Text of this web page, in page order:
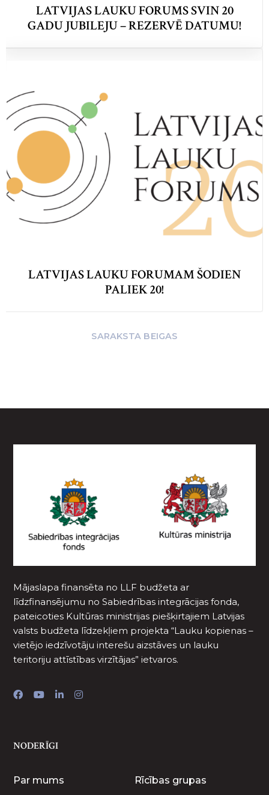
LATVIJAS LAUKU FORUMS SVIN 20
GADU JUBILEJU – REZERVĒ DATUMU!
LATVIJAS LAUKU FORUMAM ŠODIEN
PALIEK 20!
SARAKSTA BEIGAS
Mājaslapa finansēta no LLF budžeta ar
līdzfinansējumu no Sabiedrības integrācijas fonda,
pateicoties Kultūras ministrijas piešķirtajiem Latvijas
valsts budžeta līdzekļiem projekta “Lauku kopienas –
vietējo iedzīvotāju interešu aizstāves un lauku
teritoriju attīstības virzītājas” ietvaros.
NODERĪGI
Par mums Rīcības grupas